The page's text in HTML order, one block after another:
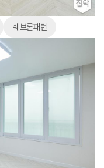
쉐브론패턴